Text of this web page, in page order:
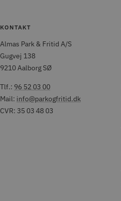
KONTAKT
Almas Park & Fritid A/S
Gugvej 138
9210 Aalborg SØ
Tlf.: 96 52 03 00
Mail: info@parkogfritid.dk
CVR: 35 03 48 03